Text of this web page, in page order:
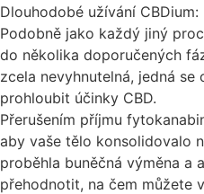
Dlouhodobé užívání
Podobně jako každý jiný
do několika doporučených
zcela nevyhnutelná, jedná
prohloubit účinky CBD.
Přerušením příjmu
aby vaše tělo konsolidovalo
proběhla buněčná výměna a
přehodnotit, na čem můžete